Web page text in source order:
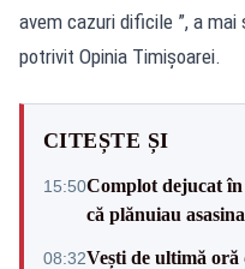
avem cazuri dificile ”, a
potrivit Opinia Timișoarei.
CITEȘTE ȘI
15:50Complot dejucat
că plănuiau
08:32Vești de ultimă oră